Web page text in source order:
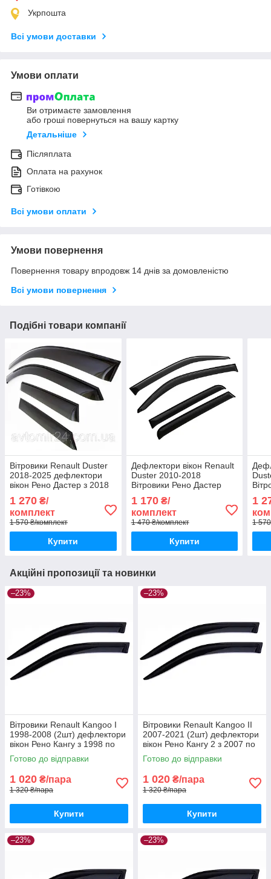
Укрпошта
Всі умови доставки
Умови оплати
Ви отримаєте замовлення
або гроші повернуться на вашу картку
Детальніше
Післяплата
Оплата на рахунок
Готівкою
Всі умови оплати
Умови повернення
Повернення товару впродовж 14 днів за домовленістю
Всі умови повернення
Подібні товари компанії
Вітровики Renault Duster
2018-2025 дефлектори
вікон Рено Дастер з 2018
1 270 ₴/
комплект
1 570 ₴/комплект
Купити
Дефлектори вікон Renault
Duster 2010-2018
Вітровики Рено Дастер
2018
1 170₴/
комплект
1 470 ₴/комплект
Купити
1
1
Акційні пропозиції та новинки
–23%
Вітровики Renault Kangoo I
1998-2008 (2шт) дефлектори
вікон Рено Кангу з 1998 по
2008 (передні 2шт)
Готово до відправки
1 020 ₴/пара
1 320 ₴/пара
Купити
–23%
Вітровики Renault Kangoo II
2007-2021 (2шт) дефлектори
вікон Рено Кангу 2 з 2007 по
2021 (передні 2шт)
Готово до відправки
1 020 ₴/пара
1 320 ₴/пара
Купити
–23% –23%